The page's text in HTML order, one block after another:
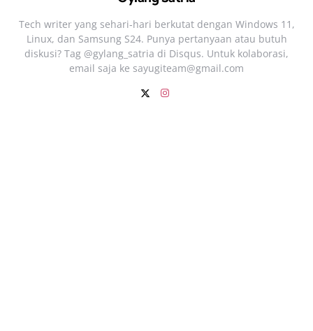
Tech writer yang sehari‑hari berkutat dengan Windows 11,
Linux, dan Samsung S24. Punya pertanyaan atau butuh
diskusi? Tag @gylang_satria di Disqus. Untuk kolaborasi,
email saja ke sayugiteam@gmail.com